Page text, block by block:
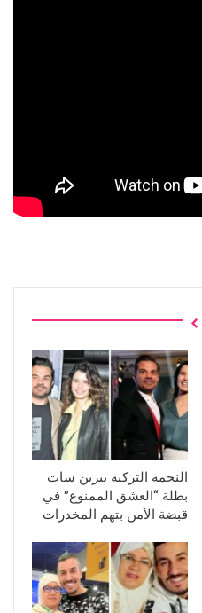
النجمة التركية بيرين سات
بطلة “العشق الممنوع” في
قبضة الأمن بتهم المخدرات